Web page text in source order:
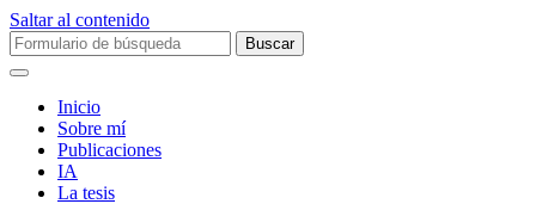
Saltar al contenido
Buscar:
Inicio
Sobre mí­
Publicaciones
IA
La tesis